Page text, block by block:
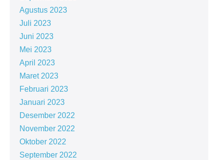
Agustus 2023
Juli 2023
Juni 2023
Mei 2023
April 2023
Maret 2023
Februari 2023
Januari 2023
Desember 2022
November 2022
Oktober 2022
September 2022